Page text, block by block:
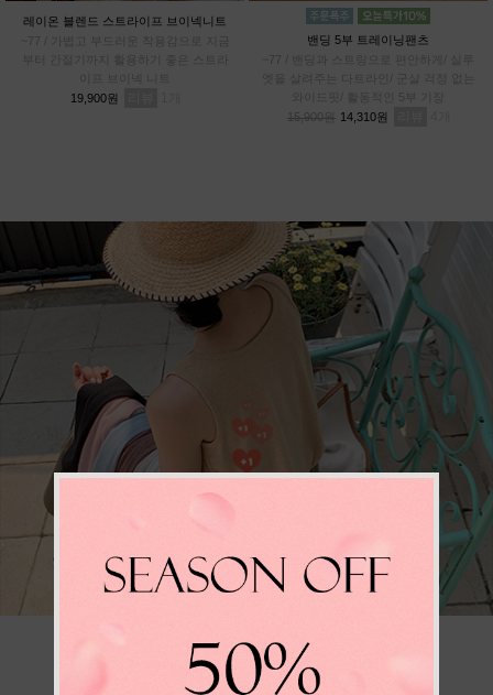
레이온 블렌드 스트라이프 브이넥니트
부터 간절기까지 활용하기 좋은 스트라
19,900원
밴딩 5부 트레이닝팬츠
~77 / 밴딩과 스트링으로 편안하게/ 실루
엣을 살려주는 다트라인/ 군살 걱정 없는
와이드핏/ 활동적인 5부 기장
15,900원 14,310원